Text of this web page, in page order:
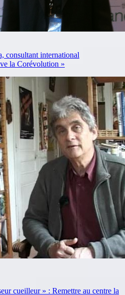
consultant international
la Corévolution »
cueilleur » : Remettre au centre la